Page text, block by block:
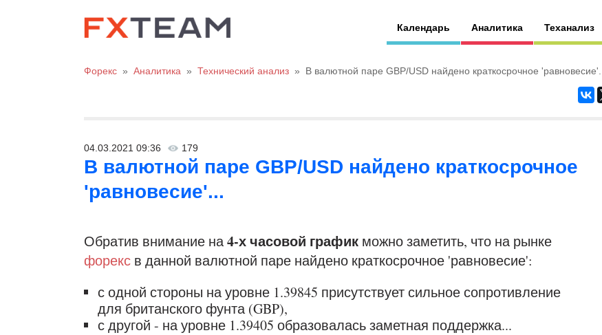
Календарь Аналитика Теханализ
Форекс » Аналитика » Технический анализ » В валютной паре GBP/USD найдено краткосрочное 'равновесие'...
04.03.2021 09:36 179
В валютной паре GBP/USD найдено краткосрочное
'равновесие'...
Обратив внимание на4-х часовой график можно заметить, что на рынке
форекс в данной валютной паре найдено краткосрочное 'равновесие':
с одной стороны на уровне 1.39845 присутствует сильное сопротивление
для британского фунта (GBP),
с другой - на уровне 1.39405 образовалась заметная поддержка...